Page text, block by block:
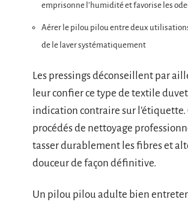
emprisonne l’humidité et favorise les
Aérer le pilou pilou entre deux
de le laver systématiquement
Les pressings déconseillent par
leur confier ce type de textile
indication contraire sur l’étiquette.
procédés de nettoyage
tasser durablement les fibres et
douceur de façon définitive.
Un pilou pilou adulte bien